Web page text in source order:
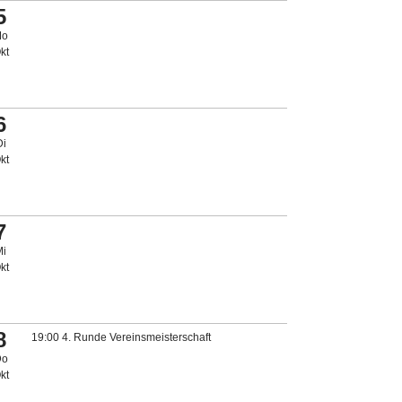
19:00 4. Runde Vereinsmeisterschaft